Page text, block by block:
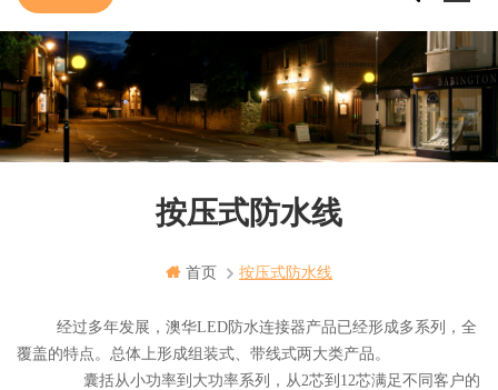
按压式防水线
首页 按压式防水线
经过多年发展，澳华LED防水连接器产品已经形成多系列，全
覆盖的特点。总体上形成组装式、带线式两大类产品。
囊括从小功率到大功率系列，从2芯到12芯满足不同客户的